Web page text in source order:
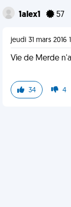
1alex1 57
jeudi 31 mars 2016
Vie de Merde
34 4